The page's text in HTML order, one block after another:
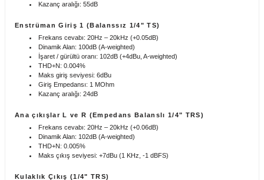
Kazanç aralığı: 55dB
Enstrüman Giriş 1 (Balanssız 1/4" TS)
Frekans cevabı: 20Hz – 20kHz (+0.05dB)
Dinamik Alan: 100dB (A-weighted)
İşaret / gürültü oranı: 102dB (+4dBu, A-weighted)
THD+N: 0.004%
Maks giriş seviyesi: 6dBu
Giriş Empedansı: 1 MOhm
Kazanç aralığı: 24dB
Ana çıkışlar L ve R (Empedans Balanslı 1/4" TRS)
Frekans cevabı: 20Hz – 20kHz (+0.06dB)
Dinamik Alan: 102dB (A-weighted)
THD+N: 0.005%
Maks çıkış seviyesi: +7dBu (1 KHz, -1 dBFS)
Kulaklık Çıkış (1/4" TRS)